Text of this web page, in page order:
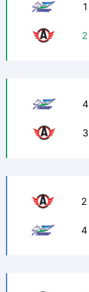
1
2
4
3
2
4